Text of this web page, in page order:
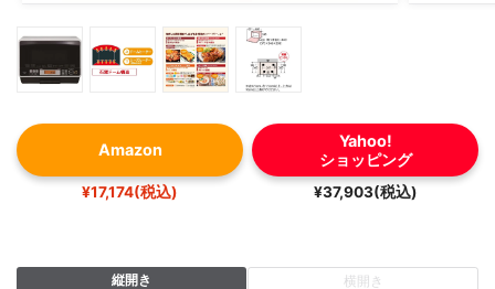
Amazon
¥17,174(税込)
Yahoo!
ショッピング
¥37,903(税込)
縦開き 横開き